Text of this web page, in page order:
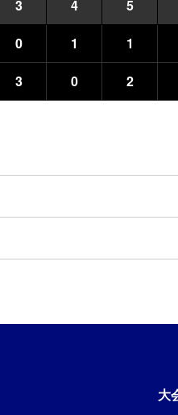
3 4 5
0 1 1
3 0 2
大